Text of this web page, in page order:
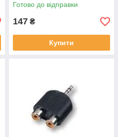
Готово до відправки
147 ₴
Купити